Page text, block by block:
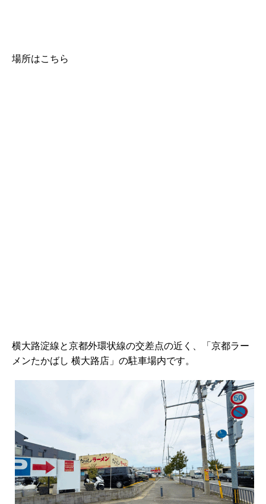
場所はこちら
横大路淀線と京都外環状線の交差点の近く、「京都ラー
メンたかばし 横大路店」の駐車場内です。